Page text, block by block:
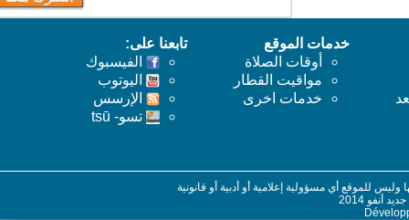
خدمات الموقع
أوقات الصلاة
مواقيت القطار
خدمات اخرى
تابعنا على:
الفيسبوك
اليوتوب
اﻹرسس
تسو- tsū
للموقع أي مسؤولية إعلامية أو أدبية أو قانونية
2014